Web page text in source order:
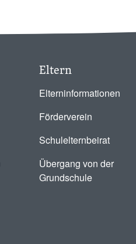
Eltern
Elterninformationen
Förderverein
Schulelternbeirat
Übergang von der
Grundschule